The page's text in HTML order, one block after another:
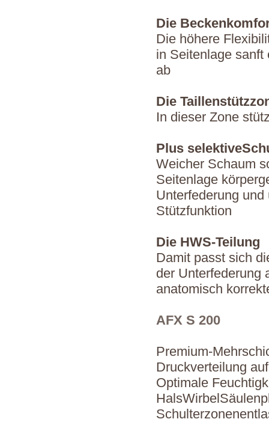
Die
Die höhere
in Seitenlage sanft
ab
Die
In dieser Zone
Plus
Weicher Schaum
Seitenlage
Unterfederung
Stützfunktion
Die HWS-Teilung
Damit passt sich
der Unterfederung
anatomisch
AFX S 200
Premium-
Druckverteilung
Optimale